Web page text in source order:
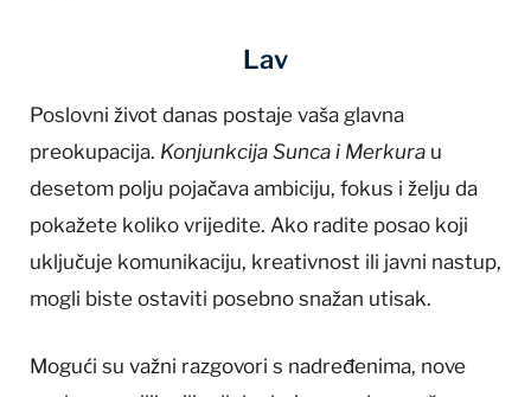
Lav
Poslovni život danas postaje vaša glavna
preokupacija. Konjunkcija Sunca i Merkura u
desetom polju pojačava ambiciju, fokus i želju da
pokažete koliko vrijedite. Ako radite posao koji
uključuje komunikaciju, kreativnost ili javni nastup,
mogli biste ostaviti posebno snažan utisak.
Mogući su važni razgovori s nadređenima, nove